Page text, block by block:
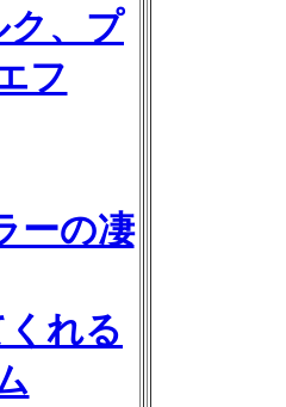
ク、プ
フ
ーの凄
れる